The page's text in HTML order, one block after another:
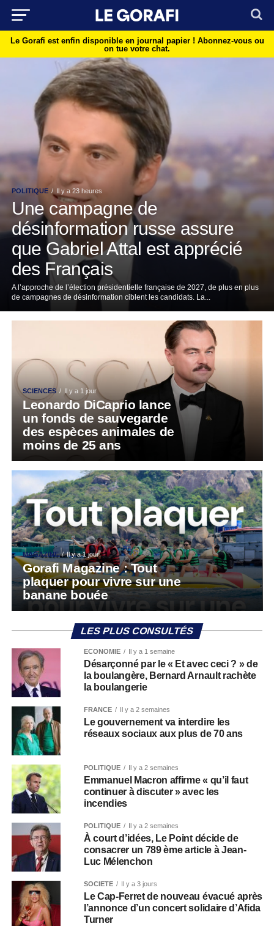
Le Gorafi est enfin disponible en journal papier ! Abonnez-vous ou
on tue votre chat.
POLITIQUE Il y a 23 heures
Une campagne de
désinformation russe assure
que Gabriel Attal est apprécié
des Français
A l’approche de l’élection présidentielle française de 2027, de plus en plus
de campagnes de désinformation ciblent les candidats. La...
SCIENCES Il y a 1 jour
Leonardo DiCaprio lance
un fonds de sauvegarde
des espèces animales de
moins de 25 ans
MAGAZINE Il y a 1 jour
Gorafi Magazine : Tout
plaquer pour vivre sur une
banane bouée
LES PLUS CONSULTÉS
ECONOMIE Il y a 1 semaine
Désarçonné par le « Et avec ceci ? » de
la boulangère, Bernard Arnault rachète
la boulangerie
FRANCE Il y a 2 semaines
Le gouvernement va interdire les
réseaux sociaux aux plus de 70 ans
POLITIQUE Il y a 2 semaines
Emmanuel Macron affirme « qu’il faut
continuer à discuter » avec les
incendies
POLITIQUE Il y a 2 semaines
À court d’idées, Le Point décide de
consacrer un 789 ème article à Jean-
Luc Mélenchon
SOCIÉTÉ Il y a 3 jours
Le Cap-Ferret de nouveau évacué après
l’annonce d’un concert solidaire d’Afida
Turner